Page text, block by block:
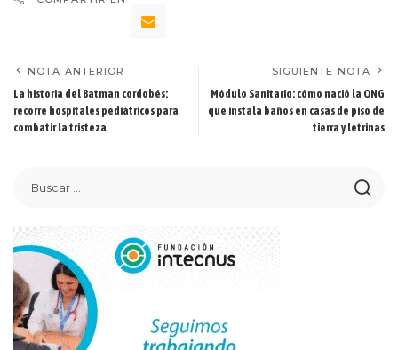
NOTA ANTERIOR
La historia del Batman cordobés:
recorre hospitales pediátricos para
combatir la tristeza
SIGUIENTE NOTA
Módulo Sanitario: cómo nació la ONG
que instala baños en casas de piso de
tierra y letrinas